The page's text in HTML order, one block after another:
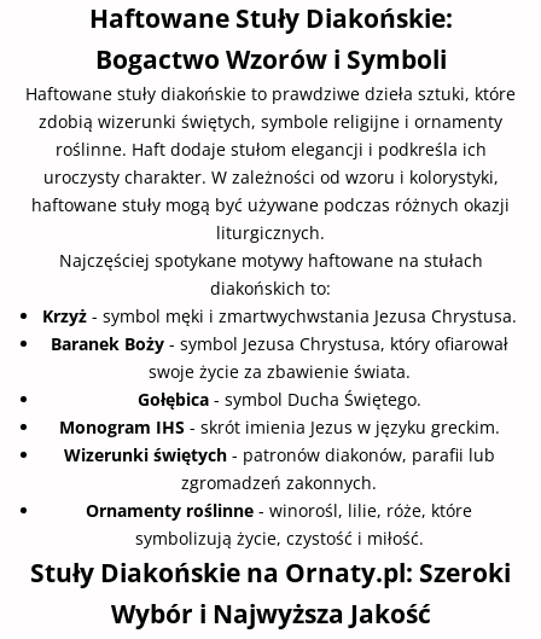
Haftowane Stuły Diakońskie:
Bogactwo Wzorów i Symboli
Haftowane stuły diakońskie to prawdziwe dzieła sztuki, które
zdobią wizerunki świętych, symbole religijne i ornamenty
roślinne. Haft dodaje stułom elegancji i podkreśla ich
uroczysty charakter. W zależności od wzoru i kolorystyki,
haftowane stuły mogą być używane podczas różnych okazji
liturgicznych.
Najczęściej spotykane motywy haftowane na stułach
diakońskich to:
Krzyż- symbol męki i zmartwychwstania Jezusa Chrystusa.
Baranek Boży- symbol Jezusa Chrystusa, który ofiarował
swoje życie za zbawienie świata.
Gołębica- symbol Ducha Świętego.
Monogram IHS- skrót imienia Jezus w języku greckim.
Wizerunki świętych- patronów diakonów, parafii lub
zgromadzeń zakonnych.
Ornamenty roślinne - winorośl, lilie, róże, które
symbolizują życie, czystość i miłość.
Stuły Diakońskie na Ornaty.pl: Szeroki
Wybór i Najwyższa Jakość